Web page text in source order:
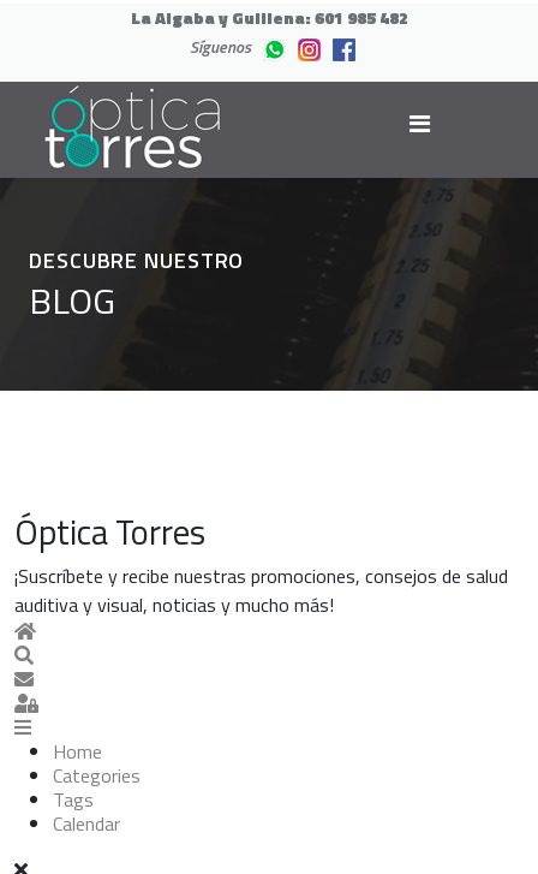
La Algaba y Guillena:601 985 482
Síguenos
DESCUBRE NUESTRO
BLOG
Óptica Torres
¡Suscríbete y recibe nuestras promociones, consejos de salud
auditiva y visual, noticias y mucho más!
Home
Search
Suscribirse a las actualizaciones
Sign In
Home
Categories
Tags
Calendar